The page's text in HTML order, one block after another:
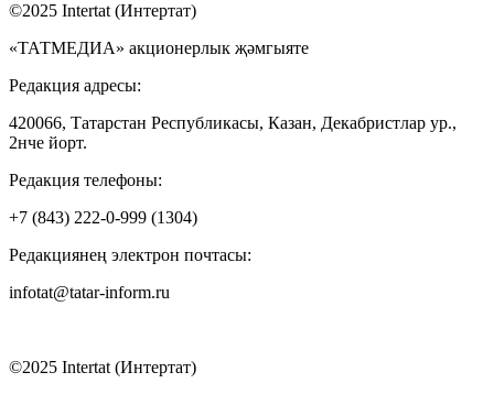
©2025 Intertat (Интертат)
«ТАТМЕДИА» акционерлык җәмгыяте
Редакция адресы:
420066, Татарстан Республикасы, Казан, Декабристлар ур.,
2нче йорт.
Редакция телефоны:
+7 (843) 222-0-999 (1304)
Редакциянең электрон почтасы:
infotat@tatar-inform.ru
©2025 Intertat (Интертат)